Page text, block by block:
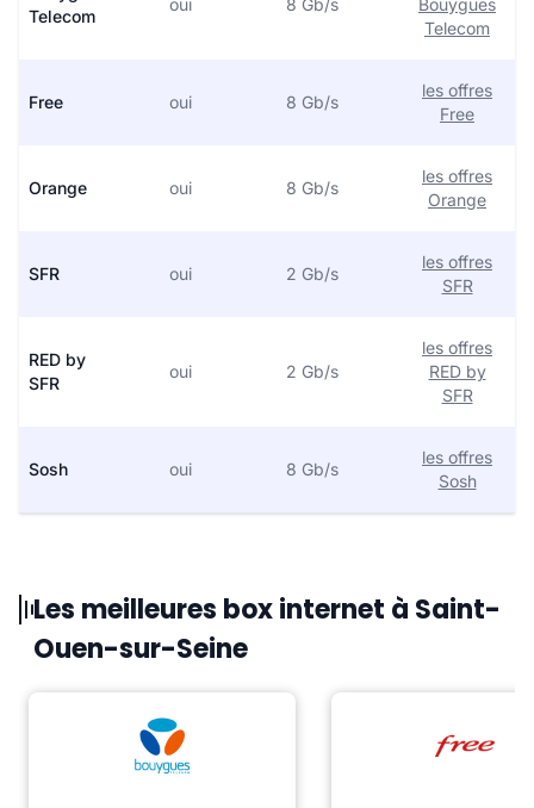
Telecom
oui 8 Gb/s
Bouygues
Telecom
Free oui 8 Gb/s
les offres
Free
Orange oui 8 Gb/s
les offres
Orange
SFR oui 2 Gb/s
les offres
SFR
RED by
SFR
oui 2 Gb/s
les offres
RED by
SFR
Sosh oui 8 Gb/s
les offres
Sosh
Les meilleures box internet à Saint-
Ouen-sur-Seine